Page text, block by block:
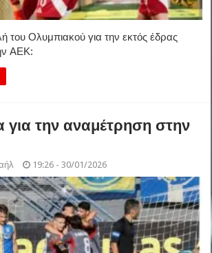
του Ολυμπιακού για την εκτός έδρας
ΑΕΚ:
για την αναμέτρηση στην
19:26 - 30/01/2026